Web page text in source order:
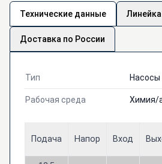
Технические данные
Доставка по России
Тип Насосы
Рабочая среда Химия/
Подача Напор Вход